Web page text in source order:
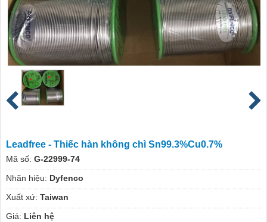
Leadfree - Thiếc hàn không chì Sn99.3%Cu0.7%
Mã số: G-22999-74
Nhãn hiệu: Dyfenco
Xuất xứ: Taiwan
Giá: Liên hệ